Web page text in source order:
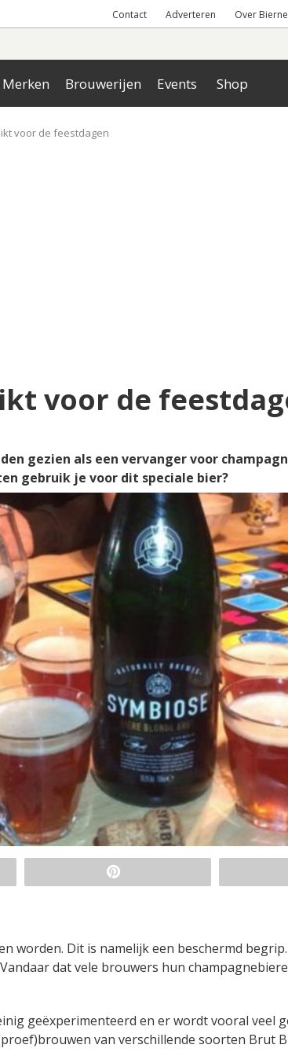
Contact Adverteren Over
Merken Brouwerijen Events Shop
voor de feestdagen
voor de
gezien als een vervanger voor
gebruik je voor dit speciale bier?
worden. Dit is namelijk een beschermd
dat vele brouwers hun
geëxperimenteerd en er wordt vooral veel
van verschillende soorten Brut